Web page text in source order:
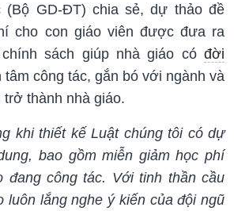
(Bộ GD-ĐT) chia sẻ, dự thảo đề
cho con giáo viên được đưa ra
sách giúp nhà giáo có đời
tâm công tác, gắn bó với ngành và
thành nhà giáo.
khi thiết kế Luật chúng tôi có dự
bao gồm miễn giảm học phí
đang công tác. Với tinh thần cầu
luôn lắng nghe ý kiến của đội ngũ